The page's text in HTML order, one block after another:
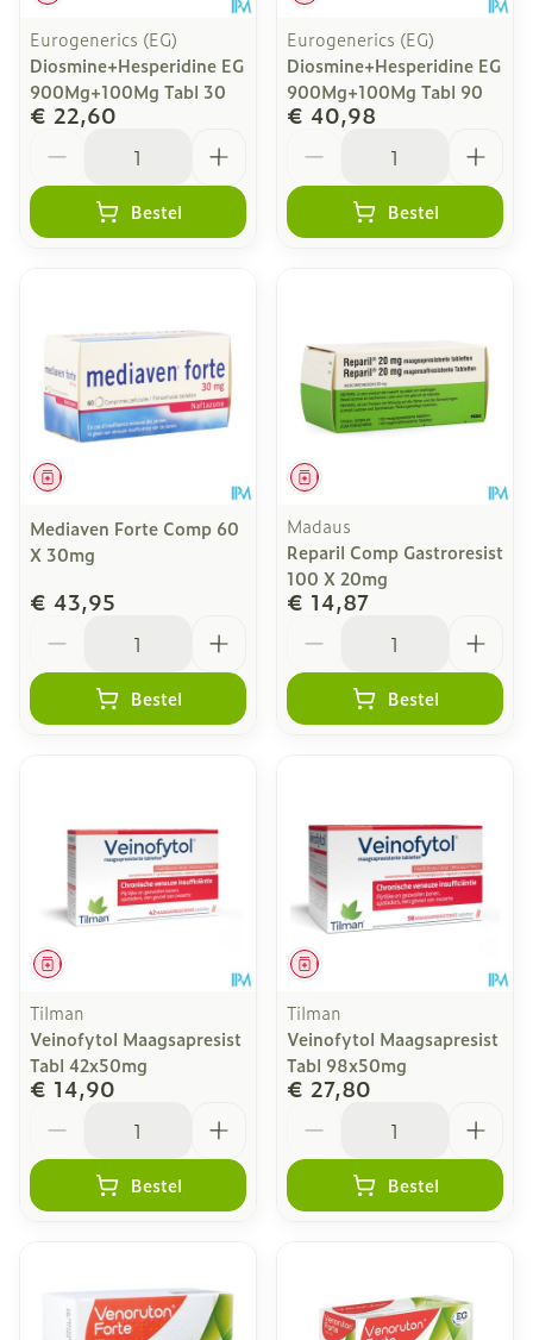
Eurogenerics (EG)
Diosmine+Hesperidine EG
900Mg+100Mg Tabl 30
€ 22,60
Bestel
Eurogenerics (EG)
Diosmine+Hesperidine EG
900Mg+100Mg Tabl 90
€ 40,98
Bestel
Geneesmiddel
Mediaven Forte Comp 60
X 30mg
€ 43,95
Bestel
Geneesmiddel
Madaus
Reparil Comp Gastroresist
100 X 20mg
€ 14,87
Bestel
Geneesmiddel
Tilman
Veinofytol Maagsapresist
Tabl 42x50mg
€ 14,90
Bestel
Geneesmiddel
Tilman
Veinofytol Maagsapresist
Tabl 98x50mg
€ 27,80
Bestel